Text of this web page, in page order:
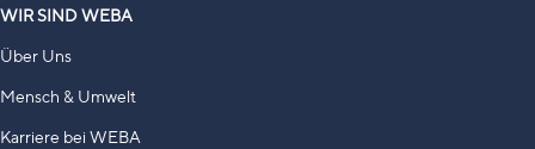
WIR SIND WEBA
Über Uns
Mensch & Umwelt
Karriere bei WEBA